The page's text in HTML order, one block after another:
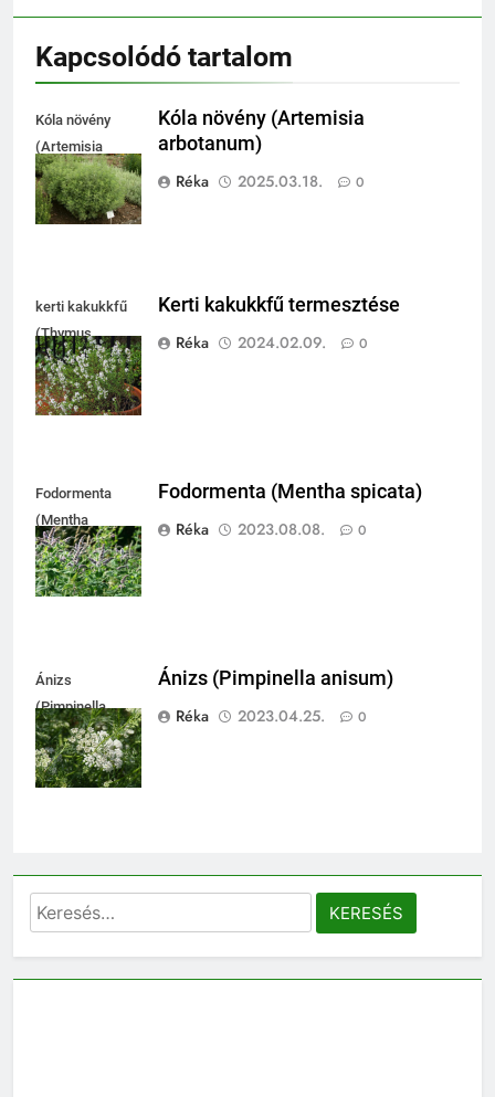
Kapcsolódó tartalom
Kóla növény
(Artemisia
arbotanum)
Kóla növény (Artemisia
arbotanum)
Réka
2025.03.18. 0
kerti kakukkfű
(Thymus
vulgaris)
Kerti kakukkfű termesztése
Réka
2024.02.09. 0
Fodormenta
(Mentha
spicata)
Fodormenta (Mentha spicata)
Réka
2023.08.08. 0
Ánizs
(Pimpinella
anisum)
Ánizs (Pimpinella anisum)
Réka
2023.04.25. 0
Keresés: